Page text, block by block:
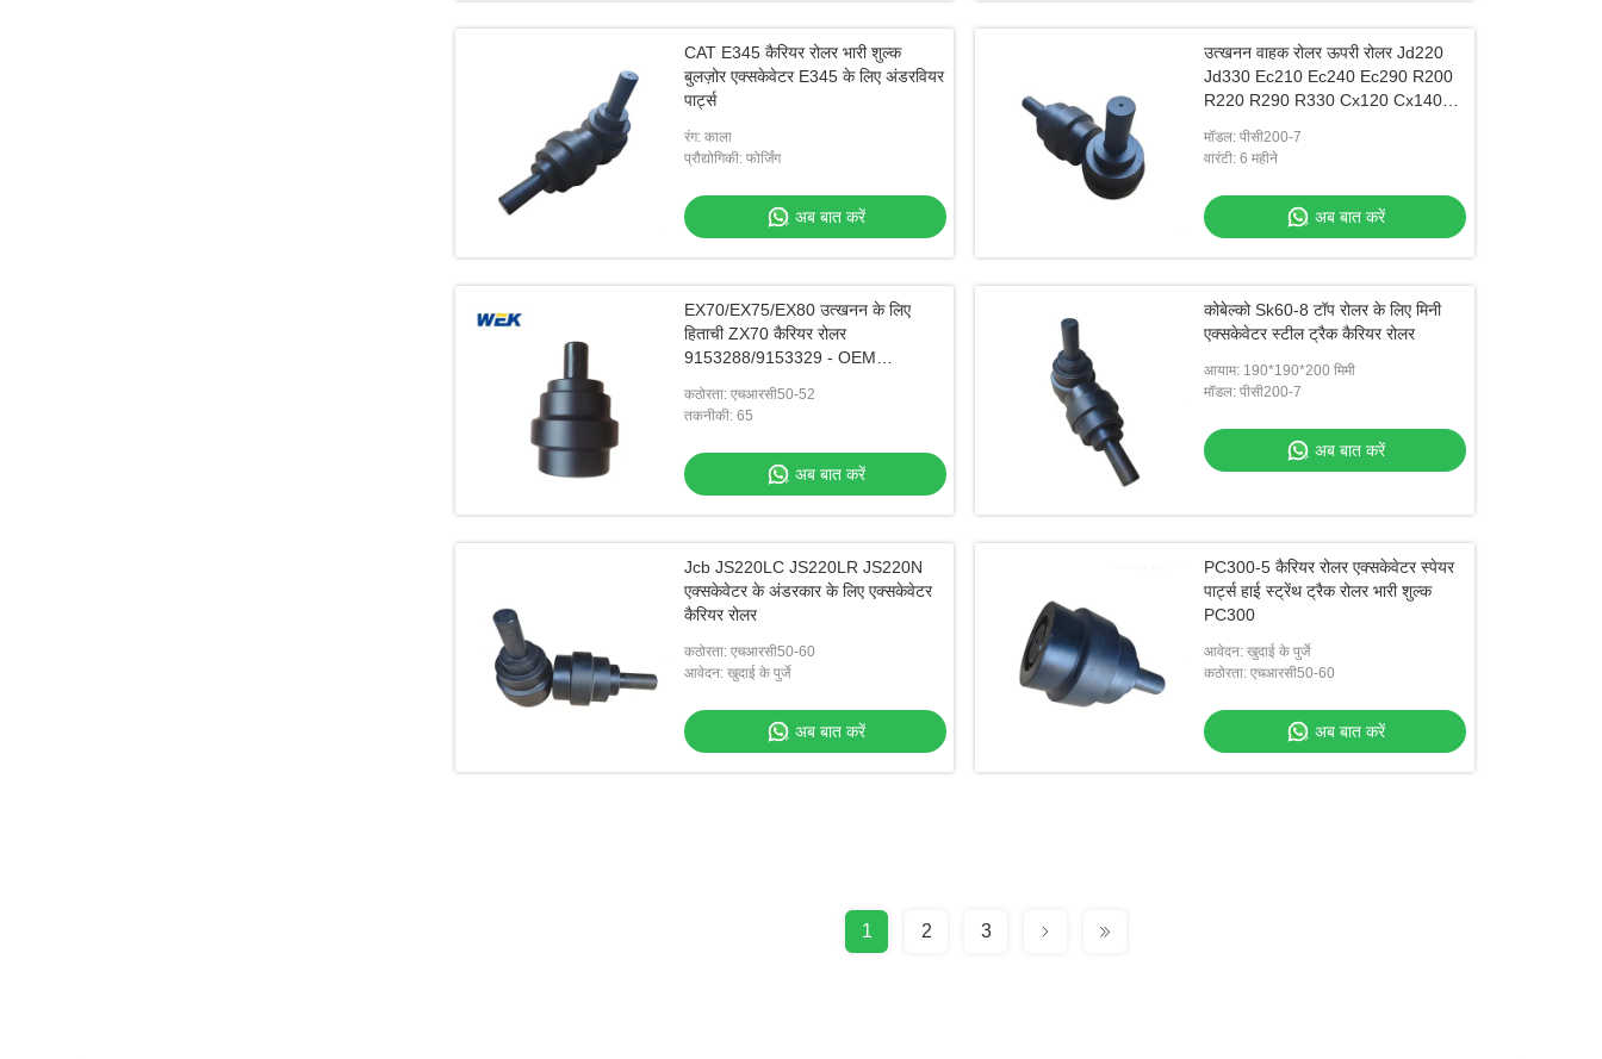
CAT E345 कैरियर रोलर भारी शुल्क
बुलज़ोर एक्सकेवेटर E345 के लिए अंडरवियर
पार्ट्स
रंग: काला
प्रौद्योगिकी: फोर्जिंग
अब बात करें
उत्खनन वाहक रोलर ऊपरी रोलर Jd220
Jd330 Ec210 Ec240 Ec290 R200
R220 R290 R330 Cx120 Cx140
मॉडल: पीसी200-7
वारंटी: 6 महीने
अब बात करें
EX70/EX75/EX80 उत्खनन के लिए
हिताची ZX70 कैरियर रोलर
9153288/9153329 - OEM
प्रतिस्थापन
कठोरता: एचआरसी50-52
तकनीकी: 65
अब बात करें
कोबेल्को Sk60-8 टॉप रोलर के लिए मिनी
एक्सकेवेटर स्टील ट्रैक कैरियर रोलर
आयाम: 190*190*200 मिमी
मॉडल: पीसी200-7
अब बात करें
Jcb JS220LC JS220LR JS220N
एक्सकेवेटर के अंडरकार के लिए एक्सकेवेटर
कैरियर रोलर
कठोरता: एचआरसी50-60
आवेदन: खुदाई के पुर्जे
अब बात करें
PC300-5 कैरियर रोलर एक्सकेवेटर स्पेयर
पार्ट्स हाई स्ट्रेंथ ट्रैक रोलर भारी शुल्क
PC300
आवेदन: खुदाई के पुर्जे
कठोरता: एचआरसी50-60
अब बात करें
1 2 3